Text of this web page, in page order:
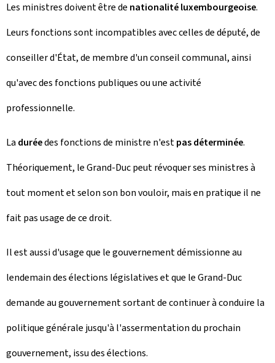
Les ministres doivent être de nationalité luxembourgeoise.
Leurs fonctions sont incompatibles avec celles de député, de
conseiller d'État, de membre d'un conseil communal, ainsi
qu'avec des fonctions publiques ou une activité
professionnelle.
La duréedes fonctions de ministre n'estpas déterminée.
Théoriquement, le Grand-Duc peut révoquer ses ministres à
tout moment et selon son bon vouloir, mais en pratique il ne
fait pas usage de ce droit.
Il est aussi d'usage que le gouvernement démissionne au
lendemain des élections législatives et que le Grand-Duc
demande au gouvernement sortant de continuer à conduire la
politique générale jusqu'à l'assermentation du prochain
gouvernement, issu des élections.